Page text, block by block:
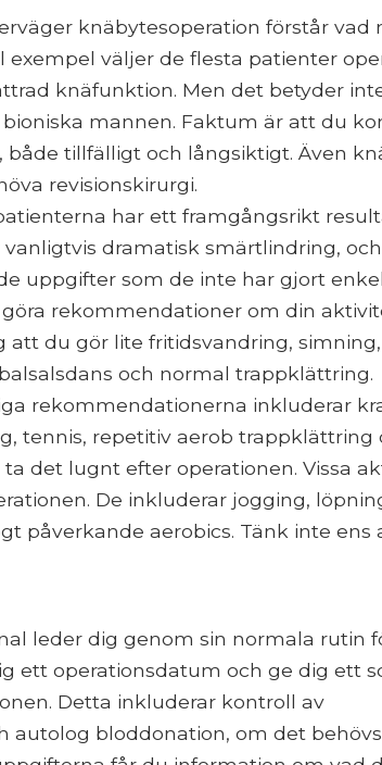
knäbytesoperation förstår vad
exempel väljer de flesta patienter
knäfunktion. Men det betyder
mannen. Faktum är att du
tillfälligt och långsiktigt. Även
revisionskirurgi.
har ett framgångsrikt
dramatisk smärtlindring, och
uppgifter som de inte har gjort
rekommendationer om din
att du gör lite fritidsvandring,
och normal trappklättring.
rekommendationerna inkluderar
tennis, repetitiv aerob trappklättring
det lugnt efter operationen. Vissa
De inkluderar jogging,
påverkande aerobics. Tänk inte ens
leder dig genom sin normala rutin
ett operationsdatum och ge dig ett
Detta inkluderar kontroll av
autolog bloddonation, om det